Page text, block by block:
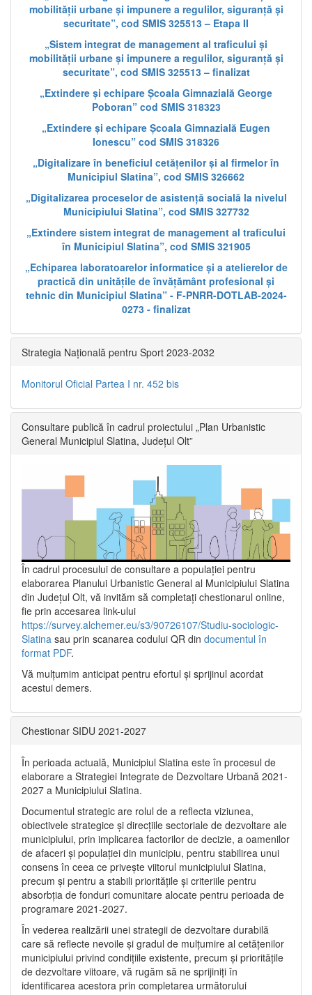
mobilității urbane și impunere a regulilor, siguranță și
securitate”, cod SMIS 325513 – Etapa II
„Sistem integrat de management al traficului și
mobilității urbane și impunere a regulilor, siguranță și
securitate”, cod SMIS 325513 – finalizat
„Extindere și echipare Școala Gimnazială George
Poboran” cod SMIS 318323
„Extindere și echipare Școala Gimnazială Eugen
Ionescu” cod SMIS 318326
„Digitalizare în beneficiul cetățenilor și al firmelor în
Municipiul Slatina”, cod SMIS 326662
„Digitalizarea proceselor de asistență socială la nivelul
Municipiului Slatina”, cod SMIS 327732
„Extindere sistem integrat de management al traficului
în Municipiul Slatina”, cod SMIS 321905
„Echiparea laboratoarelor informatice și a atelierelor de
practică din unitățile de învățământ profesional și
tehnic din Municipiul Slatina” - F-PNRR-DOTLAB-2024-
0273 - finalizat
Strategia Națională pentru Sport 2023-2032
Monitorul Oficial Partea I nr. 452 bis
Consultare publică în cadrul proiectului „Plan Urbanistic
General Municipiul Slatina, Județul Olt”
În cadrul procesului de consultare a populaţiei pentru
elaborarea Planului Urbanistic General al Municipiului Slatina
din Județul Olt, vă invităm să completați chestionarul online,
fie prin accesarea link-ului
https://survey.alchemer.eu/s3/90726107/Studiu-sociologic-
Slatina sau prin scanarea codului QR din documentul în
format PDF.
Vă mulţumim anticipat pentru efortul şi sprijinul acordat
acestui demers.
Chestionar SIDU 2021-2027
În perioada actuală, Municipiul Slatina este în procesul de
elaborare a Strategiei Integrate de Dezvoltare Urbană 2021‐
2027 a Municipiului Slatina.
Documentul strategic are rolul de a reflecta viziunea,
obiectivele strategice și direcțiile sectoriale de dezvoltare ale
municipiului, prin implicarea factorilor de decizie, a oamenilor
de afaceri și populației din municipiu, pentru stabilirea unui
consens în ceea ce privește viitorul municipiului Slatina,
precum și pentru a stabili prioritățile și criteriile pentru
absorbția de fonduri comunitare alocate pentru perioada de
programare 2021-2027.
În vederea realizării unei strategii de dezvoltare durabilă
care să reflecte nevoile și gradul de mulțumire al cetățenilor
municipiului privind condițiile existente, precum și prioritățile
de dezvoltare viitoare, vă rugăm să ne sprijiniți în
identificarea acestora prin completarea următorului